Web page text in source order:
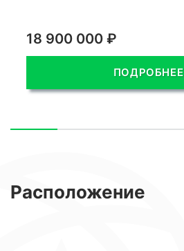
18 900 000 ₽
ПОДРОБНЕЕ
Расположение